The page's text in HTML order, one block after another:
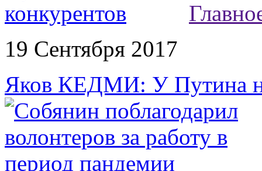
19 Сентября 2017
Яков КЕДМИ: У Путина